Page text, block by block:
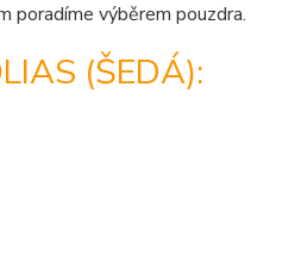
poradíme výběrem pouzdra.
(ŠEDÁ):